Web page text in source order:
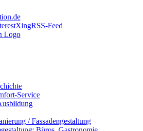
XingRSS-Feed
Service
/ Fassadengestaltung